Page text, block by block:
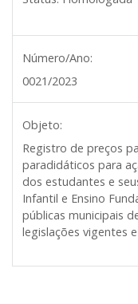
Número/Ano:
0021/2023
Objeto:
Registro de preços
paradidáticos para
dos estudantes e
Infantil e Ensino
públicas municipais
legislações vigentes